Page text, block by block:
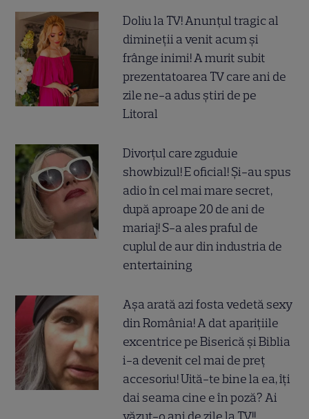
Doliu la TV! Anunțul tragic al
dimineții a venit acum și
frânge inimi! A murit subit
prezentatoarea TV care ani de
zile ne-a adus știri de pe
Litoral
Divorțul care zguduie
showbizul! E oficial! Și-au spus
adio în cel mai mare secret,
după aproape 20 de ani de
mariaj! S-a ales praful de
cuplul de aur din industria de
entertaining
Așa arată azi fosta vedetă sexy
din România! A dat aparițiile
excentrice pe Biserică și Biblia
i-a devenit cel mai de preț
accesoriu! Uită-te bine la ea, îți
dai seama cine e în poză? Ai